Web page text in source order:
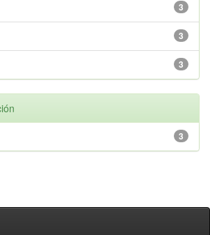
3
3
3
3